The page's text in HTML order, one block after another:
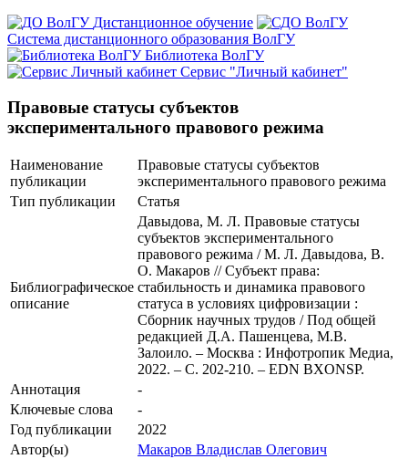
Дистанционное обучение
Система дистанционного образования ВолГУ
Библиотека ВолГУ
Сервис "Личный кабинет"
Правовые статусы субъектов
экспериментального правового режима
Наименование
публикации
Правовые статусы субъектов
экспериментального правового режима
Тип публикации
Статья
Библиографическое
описание
Давыдова, М. Л. Правовые статусы
субъектов экспериментального
правового режима / М. Л. Давыдова, В.
О. Макаров // Субъект права:
стабильность и динамика правового
статуса в условиях цифровизации :
Сборник научных трудов / Под общей
редакцией Д.А. Пашенцева, М.В.
Залоило. – Москва : Инфотропик Медиа,
2022. – С. 202-210. – EDN BXONSP.
Аннотация
-
Ключевые cлова
-
Год публикации
2022
Автор(ы)
Макаров Владислав Олегович